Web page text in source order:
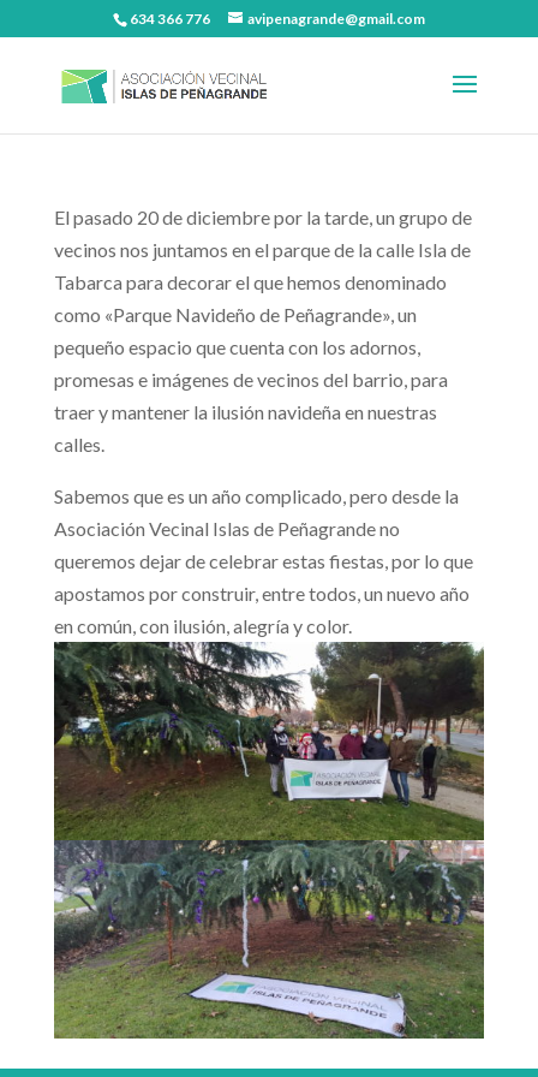
634 366 776 avipenagrande@gmail.com
El pasado 20 de diciembre por la tarde, un grupo de
vecinos nos juntamos en el parque de la calle Isla de
Tabarca para decorar el que hemos denominado
como «Parque Navideño de Peñagrande», un
pequeño espacio que cuenta con los adornos,
promesas e imágenes de vecinos del barrio, para
traer y mantener la ilusión navideña en nuestras
calles.
Sabemos que es un año complicado, pero desde la
Asociación Vecinal Islas de Peñagrande no
queremos dejar de celebrar estas fiestas, por lo que
apostamos por construir, entre todos, un nuevo año
en común, con ilusión, alegría y color.